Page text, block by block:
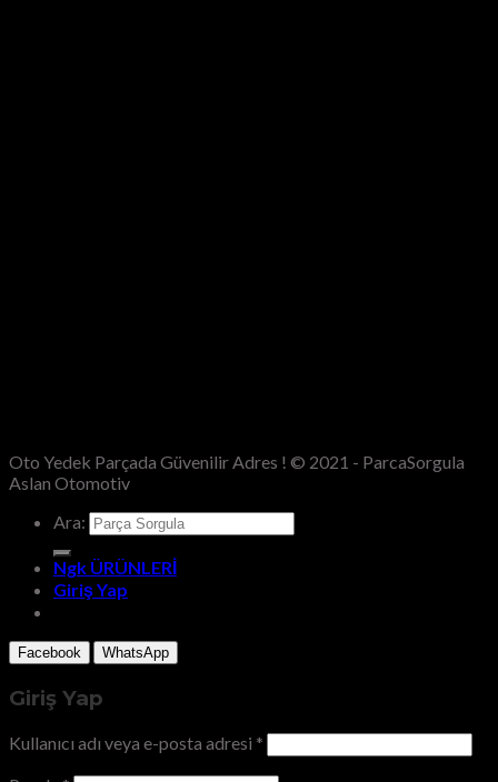
Oto Yedek Parçada Güvenilir Adres ! © 2021 - ParcaSorgula
Aslan Otomotiv
Ara:
Ngk ÜRÜNLERİ
Giriş Yap
Facebook WhatsApp
Giriş Yap
Kullanıcı adı veya e-posta adresi *